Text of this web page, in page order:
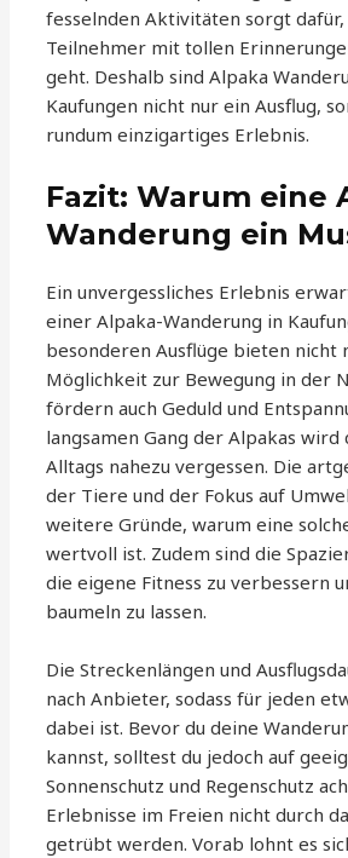
fesselnden Aktivitäten sorgt dafür,
Teilnehmer mit tollen
geht. Deshalb sind Alpaka
Kaufungen nicht nur ein Ausflug,
rundum einzigartiges Erlebnis.
Fazit: Warum eine
Wanderung ein
Ein unvergessliches Erlebnis
einer Alpaka-Wanderung in
besonderen Ausflüge bieten nicht
Möglichkeit zur Bewegung in der
fördern auch Geduld und
langsamen Gang der Alpakas wird
Alltags nahezu vergessen. Die
der Tiere und der Fokus auf
weitere Gründe, warum eine
wertvoll ist. Zudem sind die
die eigene Fitness zu verbessern
baumeln zu lassen.
Die Streckenlängen und
nach Anbieter, sodass für jeden
dabei ist. Bevor du deine
kannst, solltest du jedoch auf
Sonnenschutz und Regenschutz
Erlebnisse im Freien nicht durch
getrübt werden. Vorab lohnt es